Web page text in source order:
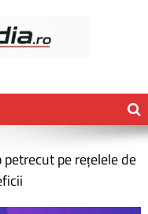
petrecut pe rețelele de